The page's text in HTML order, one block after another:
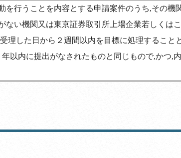
行うことを内容とする申請案件のうち,その
ない機関又は東京証券取引所上場企業若しくは
した日から２週間以内を目標に処理すること
以内に提出がなされたものと同じもので,かつ,